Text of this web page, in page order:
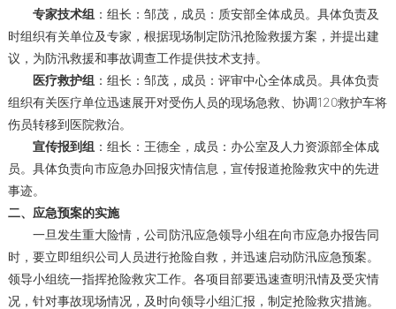
专家技术组 ：组长：邹茂，成员：质安部全体成员。具体负责及
时组织有关单位及专家，根据现场制定防汛抢险救援方案，并提出建
议，为防汛救援和事故调查工作提供技术支持。
医疗救护组 ：组长：邹茂，成员：评审中心全体成员。具体负责
组织有关医疗单位迅速展开对受伤人员的现场急救、协调120救护车将
伤员转移到医院救治。
宣传报到组 ：组长：王德全，成员：办公室及人力资源部全体成
员。具体负责向市应急办回报灾情信息，宣传报道抢险救灾中的先进
事迹。
二、应急预案的实施
一旦发生重大险情，公司防汛应急领导小组在向市应急办报告同
时，要立即组织公司人员进行抢险自救，并迅速启动防汛应急预案。
领导小组统一指挥抢险救灾工作。各项目部要迅速查明汛情及受灾情
况，针对事故现场情况，及时向领导小组汇报，制定抢险救灾措施。